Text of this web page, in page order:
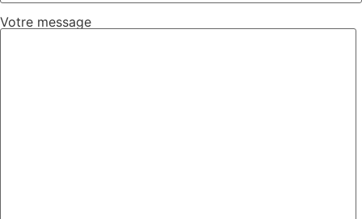
Votre message